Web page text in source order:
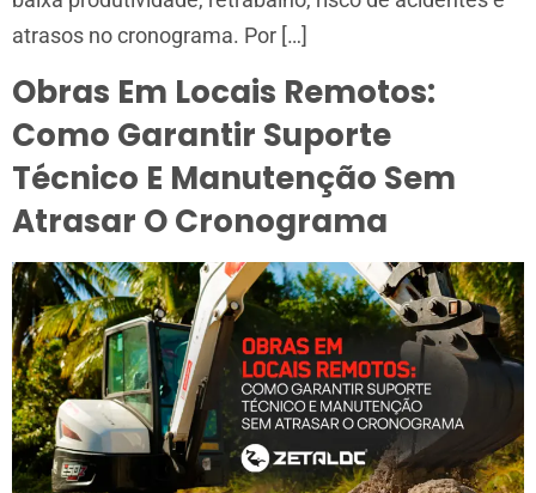
atrasos no cronograma. Por […]
Obras Em Locais Remotos:
Como Garantir Suporte
Técnico E Manutenção Sem
Atrasar O Cronograma